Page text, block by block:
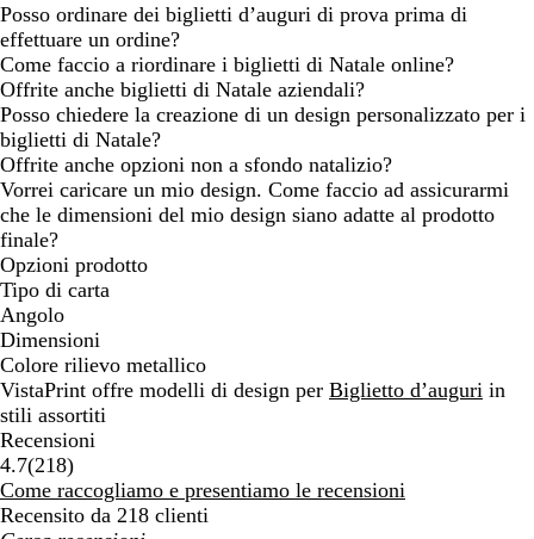
Posso ordinare dei biglietti d’auguri di prova prima di
effettuare un ordine?
Come faccio a riordinare i biglietti di Natale online?
Offrite anche biglietti di Natale aziendali?
Posso chiedere la creazione di un design personalizzato per i
biglietti di Natale?
Offrite anche opzioni non a sfondo natalizio?
Vorrei caricare un mio design. Come faccio ad assicurarmi
che le dimensioni del mio design siano adatte al prodotto
finale?
Opzioni prodotto
Tipo di carta
Angolo
Dimensioni
Colore rilievo metallico
VistaPrint offre modelli di design per Biglietto d’auguri in
stili assortiti
Recensioni
4.7(218218
recensioni
)
Come raccogliamo e presentiamo le recensioni
Recensito da 218 clienti